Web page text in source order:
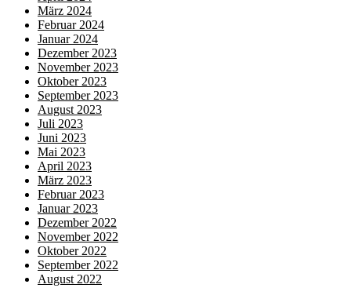
März 2024
Februar 2024
Januar 2024
Dezember 2023
November 2023
Oktober 2023
September 2023
August 2023
Juli 2023
Juni 2023
Mai 2023
April 2023
März 2023
Februar 2023
Januar 2023
Dezember 2022
November 2022
Oktober 2022
September 2022
August 2022